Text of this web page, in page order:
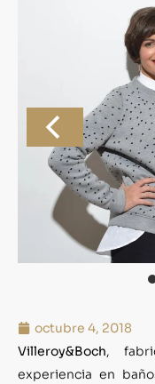
octubre 4, 2018
Villeroy&Boch,
experiencia en